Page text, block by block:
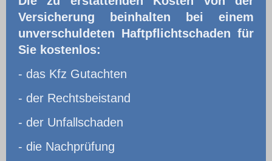
Versicherung beinhalten bei einem
unverschuldeten Haftpflichtschaden für
Sie kostenlos:
- das Kfz Gutachten
- der Rechtsbeistand
- der Unfallschaden
- die Nachprüfung